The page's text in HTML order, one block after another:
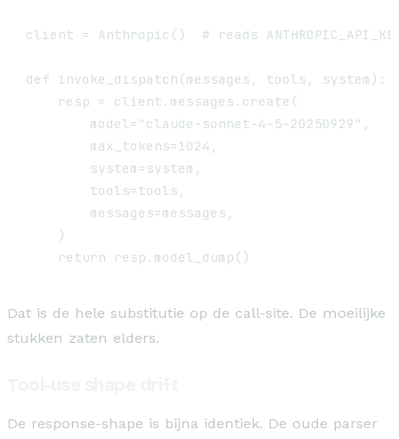
client = Anthropic()  # reads
def invoke_dispatch(messages, tools, system):
    resp = client.messages.create(
        model="claude-sonnet-4-5-20250929",
        max_tokens=1024,
        system=system,
        tools=tools,
        messages=messages,
    )
Dat is de hele substitutie op de call-site. De moeilijke
stukken zaten elders.
De response-shape is bijna identiek. De oude parser